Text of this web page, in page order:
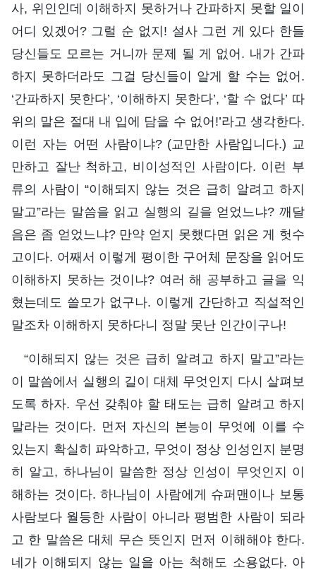
사, 위인인데 이해하지 못하거나 간파하지 못할 일이
어디 있겠어? 그럴 순 없지! 설사 그런 게 있다 한들
당신들도 모르는 거니까 문제 될 게 없어. 내가 간파
하지 못하더라도 그걸 당신들이 알게 할 수는 없어.
‘간파하지 못한다’, ‘이해하지 못한다’, ‘할 수 없다’ 따
위의 말은 절대 내 입에 담을 수 없어!’라고 생각한다.
이런 자는 어떤 사람이냐? (교만한 사람입니다.) 교
만하고 잘난 척하고, 비이성적인 사람이다. 이런 부
류의 사람이 “이해되지 않는 것은 급히 알려고 하지
말고”라는 말씀을 읽고 실행의 길을 얻었느냐? 깨달
음은 좀 얻었느냐? 만약 얻지 못했다면 읽은 게 헛수
고이다. 어째서 이렇게 평이한 구어체 문장을 읽어도
이해하지 못하는 것이냐? 여러 해 공부하고 글을 익
혔는데도 쓸모가 없구나. 이렇게 간단하고 직설적인
말조차 이해하지 못하다니 정말 못난 인간이구나!
“이해되지 않는 것은 급히 알려고 하지 말고”라는
이 말씀에서 실행의 길이 대체 무엇인지 다시 살펴보
도록 하자. 우선 갖춰야 할 태도는 급히 알려고 하지
말라는 것이다. 먼저 자신의 본능이 무엇에 이를 수
있는지 확실히 파악하고, 무엇이 정상 인성인지 분명
히 알고, 하나님이 말씀한 정상 인성이 무엇인지 이
해하는 것이다. 하나님이 사람에게 슈퍼맨이나 보통
사람보다 월등한 사람이 아니라 평범한 사람이 되라
고 한 말씀은 대체 무슨 뜻인지 먼저 이해해야 한다.
네가 이해되지 않는 일을 아는 척해도 소용없다. 아